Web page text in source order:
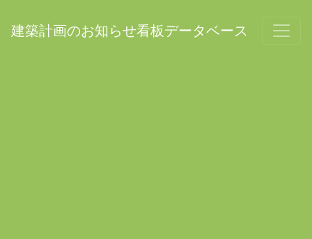
建築計画のお知らせ看板データベース